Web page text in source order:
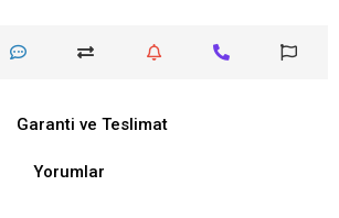
Garanti ve Teslimat
Yorumlar